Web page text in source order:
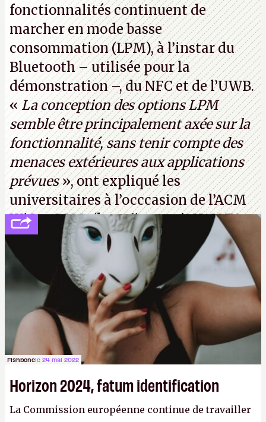
fonctionnalités continuent de
marcher en mode basse
consommation (LPM), à l’instar du
Bluetooth – utilisée pour la
démonstration –, du NFC et de l’UWB.
« La conception des options LPM
semble être principalement axée sur la
fonctionnalité, sans tenir compte des
menaces extérieures aux applications
prévues», ont expliqué les
universitaires à l’occcasion de l’ACM
WiSec 2022. (http://cpc.cx/AH432T1
(PDF) - Crédit photo : Pexels - Tyler
Lastovich)
Fishbonele 24 mai 2022
Horizon 2024, fatum identification
La Commission européenne continue de travailler